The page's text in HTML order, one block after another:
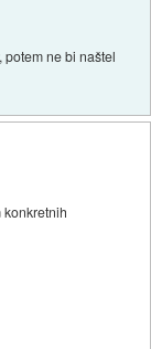
ne bi naštel